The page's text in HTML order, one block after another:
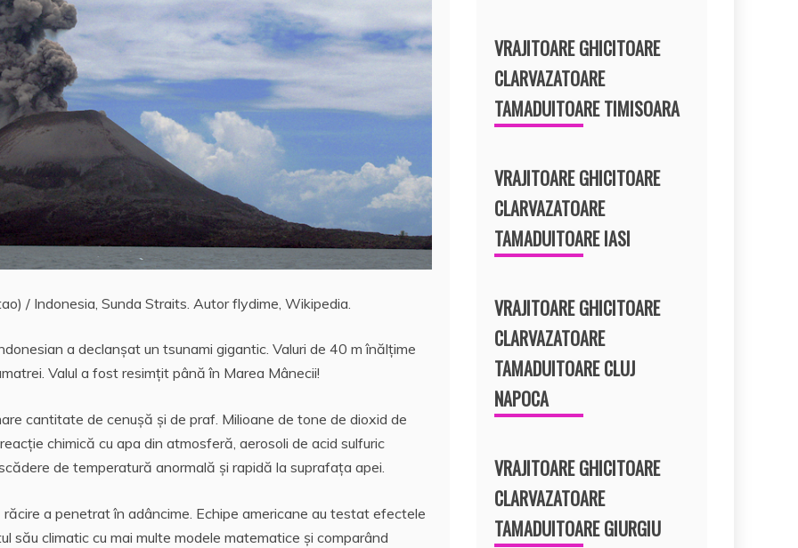
/ Indonesia, Sunda Straits. Autor flydime, Wikipedia.
a declanşat un tsunami gigantic. Valuri de 40 m înălţime
Valul a fost resimţit până în Marea Mânecii!
cantitate de cenuşă şi de praf. Milioane de tone de dioxid de
chimică cu apa din atmosferă, aerosoli de acid sulfuric
de temperatură anormală şi rapidă la suprafaţa apei.
a penetrat în adâncime. Echipe americane au testat efectele
său climatic cu mai multe modele matematice şi comparând
VRAJITOARE GHICITOARE
CLARVAZATOARE
TAMADUITOARE TIMISOARA
VRAJITOARE GHICITOARE
CLARVAZATOARE
TAMADUITOARE IASI
VRAJITOARE GHICITOARE
CLARVAZATOARE
TAMADUITOARE CLUJ
NAPOCA
VRAJITOARE GHICITOARE
CLARVAZATOARE
TAMADUITOARE GIURGIU